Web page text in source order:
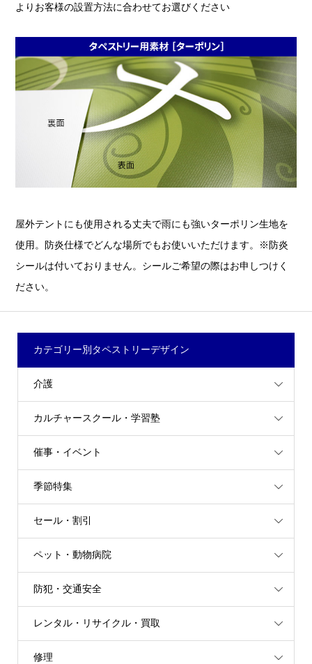
よりお客様の設置方法に合わせてお選びください
屋外テントにも使用される丈夫で雨にも強いターポリン生地を
使用。防炎仕様でどんな場所でもお使いいただけます。※防炎
シールは付いておりません。シールご希望の際はお申しつけく
ださい。
カテゴリー別タペストリーデザイン
介護
カルチャースクール・学習塾
催事・イベント
季節特集
セール・割引
ペット・動物病院
防犯・交通安全
レンタル・リサイクル・買取
修理